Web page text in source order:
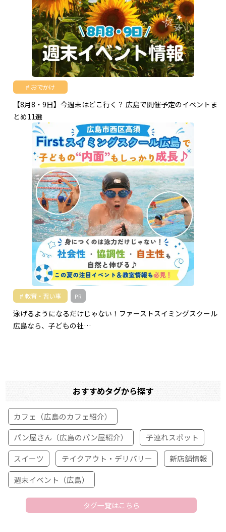
おでかけ
【8月8・9日】今週末はどこ行く？ 広島で開催予定のイベントま
とめ11選
教育・習い事 PR
泳げるようになるだけじゃない！ファーストスイミングスクール
広島なら、子どもの社…
おすすめタグから探す
カフェ（広島のカフェ紹介）
パン屋さん（広島のパン屋紹介）
子連れスポット
スイーツ
テイクアウト・デリバリー
新店舗情報
週末イベント（広島）
タグ一覧はこちら